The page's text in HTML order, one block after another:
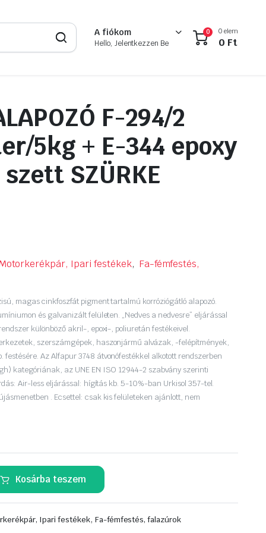
A fiókom
Hello, Jelentkezzen Be
0 0 elem
0 Ft
F-294/2
5kg + E-344 epoxy
SZÜRKE
Ipari festékek, Fa-fémfestés,
magas cinkfoszfát pigment tartalmú korróziógátló alapozó.
és galvanizált felületen. „Nedves a nedvesre” eljárással
különböző akril-, epoxi-, poliuretán festékeivel.
szerszámgépek, haszonjármű alvázak, -felépítmények,
festésére. Az Alfapur 3748 átvonófestékkel alkotott rendszerben
kategóriának, az UNE EN ISO 12944-2 szabvány szerinti
Air-less eljárással: hígítás kb. 5-10%-ban Urkisol 357-tel.
. Ecsettel: csak kis felületeken ajánlott, nem
Kosárba teszem
Ipari festékek, Fa-fémfestés, falazúrok